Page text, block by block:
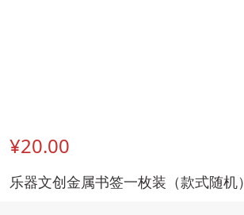
¥20.00
乐器文创金属书签一枚装（款式随机）